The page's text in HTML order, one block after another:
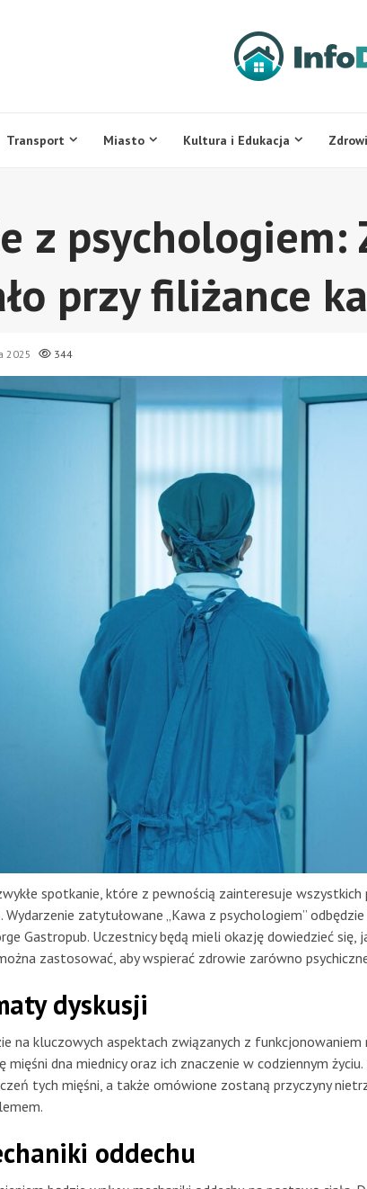
Transport Miasto Kultura i Edukacja
z psychologiem:
przy filiżance
2025 344
spotkanie, które z pewnością zainteresuje wszystkich
zatytułowane „Kawa z psychologiem”
Gastropub. Uczestnicy będą mieli okazję dowiedzieć się,
zastosować, aby wspierać zdrowie zarówno
dyskusji
na kluczowych aspektach związanych z funkcjonowaniem
mięśni dna miednicy oraz ich znaczenie w codziennym
tych mięśni, a także omówione zostaną przyczyny
oddechu